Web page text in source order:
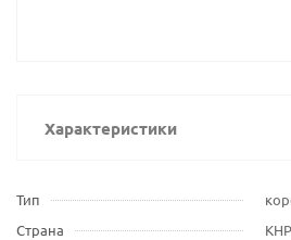
Характеристики
Тип
Страна
КНР